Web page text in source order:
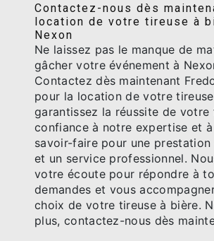
Contactez-nous dès
location de votre tireuse à
Nexon
Ne laissez pas le manque de
gâcher votre événement à
Contactez dès maintenant
pour la location de votre
garantissez la réussite de votre
confiance à notre expertise et
savoir-faire pour une
et un service professionnel.
votre écoute pour répondre à
demandes et vous
choix de votre tireuse à bière.
plus, contactez-nous dès